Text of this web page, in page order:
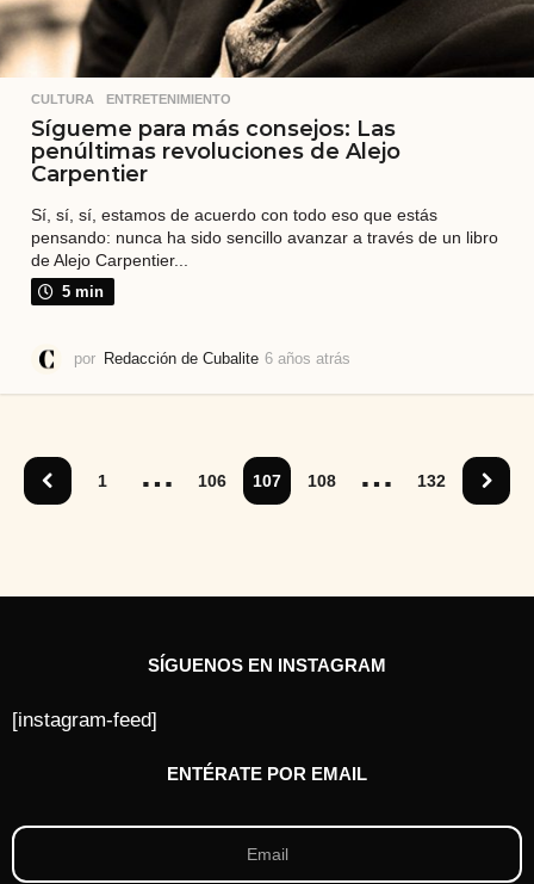
CULTURA ,ENTRETENIMIENTO
Sígueme para más consejos: Las
penúltimas revoluciones de Alejo
Carpentier
Sí, sí, sí, estamos de acuerdo con todo eso que estás
pensando: nunca ha sido sencillo avanzar a través de un libro
de Alejo Carpentier...
5 min
por Redacción de Cubalite 6 años atrás
1 … 106 107 108 … 132
SÍGUENOS EN INSTAGRAM
[instagram-feed]
ENTÉRATE POR EMAIL